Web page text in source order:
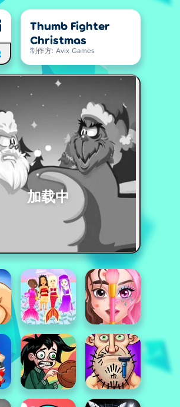
Thumb Fighter
Christmas
制作方: Avix Games
加载中